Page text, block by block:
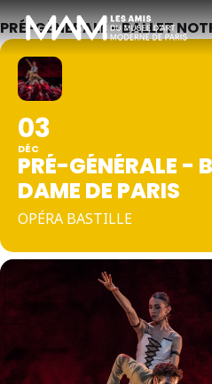
PRÉ-GÉNÉRALE - BALLET
03
DÉC
PRÉ-GÉNÉRALE -
DAME DE PARIS
OPÉRA BASTILLE